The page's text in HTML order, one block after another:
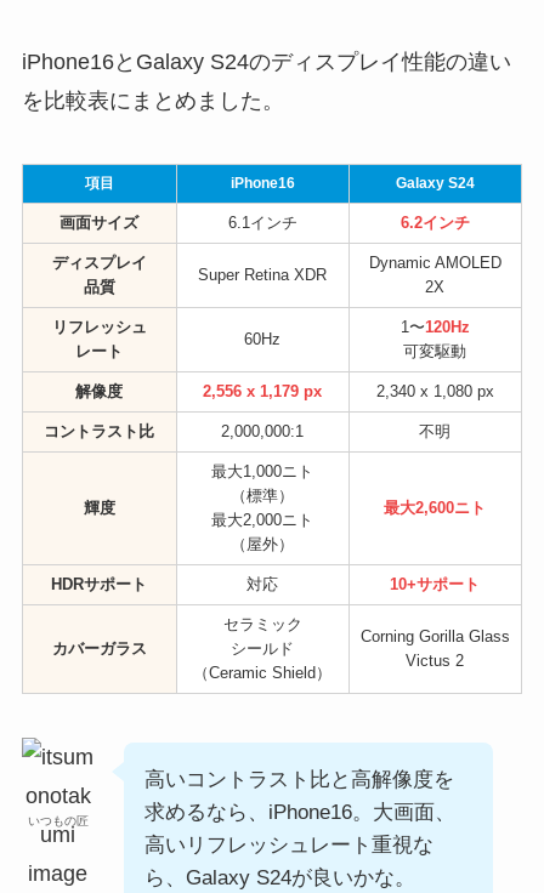
iPhone16とGalaxy S24のディスプレイ性能の違い
を比較表にまとめました。
項目 iPhone16 Galaxy S24
画面サイズ 6.1インチ 6.2インチ
ディスプレイ
品質
Super Retina XDR
Dynamic AMOLED
2X
リフレッシュ
レート
60Hz
1〜120Hz
可変駆動
解像度 2,556 x 1,179 px 2,340 x 1,080 px
コントラスト比 2,000,000:1 不明
輝度
最大1,000ニト
（標準）
最大2,000ニト
（屋外）
最大2,600ニト
HDRサポート 対応 10+サポート
カバーガラス
セラミック
シールド
（Ceramic Shield）
Corning Gorilla Glass
Victus 2
いつもの匠
高いコントラスト比と高解像度を
求めるなら、iPhone16。大画面、
高いリフレッシュレート重視な
ら、Galaxy S24が良いかな。